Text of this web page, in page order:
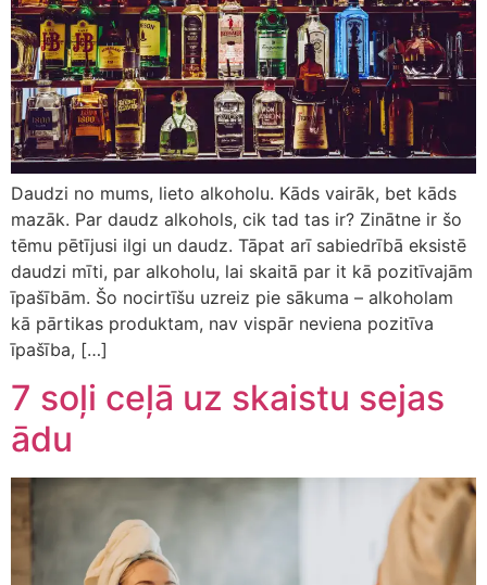
Daudzi no mums, lieto alkoholu. Kāds vairāk, bet kāds
mazāk. Par daudz alkohols, cik tad tas ir? Zinātne ir šo
tēmu pētījusi ilgi un daudz. Tāpat arī sabiedrībā eksistē
daudzi mīti, par alkoholu, lai skaitā par it kā pozitīvajām
īpašībām. Šo nocirtīšu uzreiz pie sākuma – alkoholam
kā pārtikas produktam, nav vispār neviena pozitīva
īpašība, […]
7 soļi ceļā uz skaistu sejas
ādu